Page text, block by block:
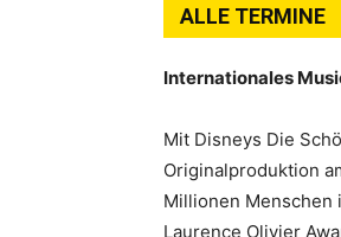
ALLE TERMINE
Internationales
Mit Disneys Die
Originalproduktion
Millionen Menschen
Laurence Olivier